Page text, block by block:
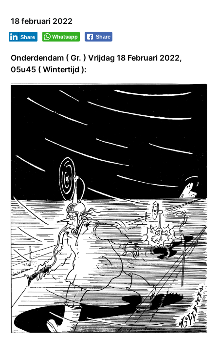
18 februari 2022
Whatsapp Share
Share
Onderdendam ( Gr. ) Vrijdag 18 Februari 2022,
05u45 ( Wintertijd ):